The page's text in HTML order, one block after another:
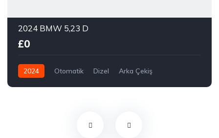
2024 BMW 5,23 D
£0
2024 Otomatik Dizel Arka Çekiş